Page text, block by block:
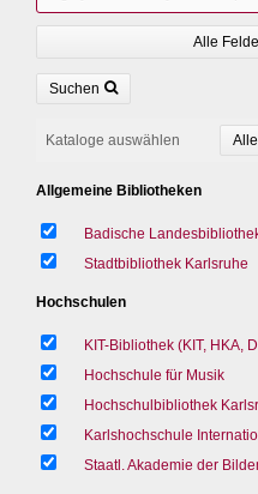
Alle
Suchen
Kataloge auswählen
Allgemeine Bibliotheken
Badische
Stadtbibliothek Karlsruhe
Hochschulen
KIT-Bibliothek (KIT, HKA,
Hochschule für Musik
Hochschulbibliothek
Karlshochschule
Staatl. Akademie der